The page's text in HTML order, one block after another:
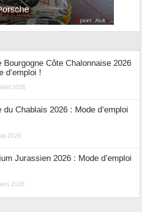
Bourgogne Côte Chalonnaise 2026
d’emploi !
2026
du Chablais 2026 : Mode d’emploi
2026
Jurassien 2026 : Mode d’emploi
2026